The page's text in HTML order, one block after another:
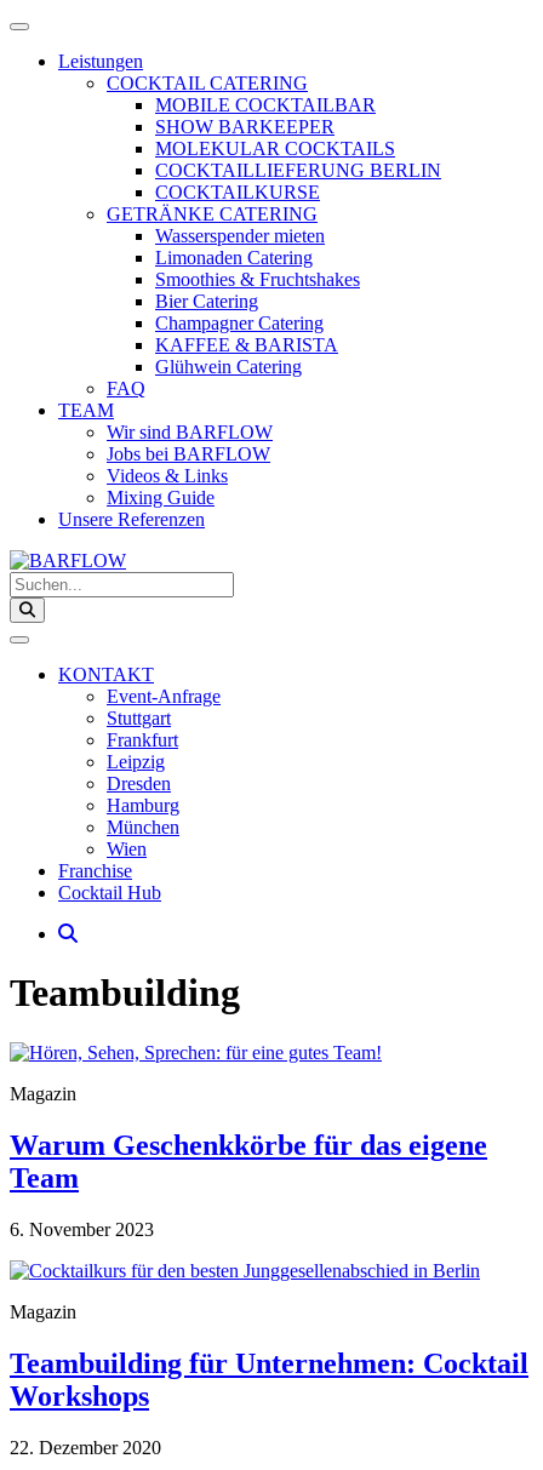
Zum
springen
Menü
öffnenLeistungen
COCKTAIL CATERING
MOBILE COCKTAILBAR
SHOW BARKEEPER
MOLEKULAR COCKTAILS
COCKTAILLIEFERUNG BERLIN
COCKTAILKURSE
GETRÄNKE CATERING
Wasserspender mieten
Limonaden Catering
Smoothies & Fruchtshakes
Bier Catering
Champagner Catering
KAFFEE & BARISTA
Glühwein Catering
FAQ
TEAM
Wir sind BARFLOW
Jobs bei BARFLOW
Videos & Links
Mixing Guide
Unsere Referenzen
Suchen...
KONTAKT
Event-Anfrage
Stuttgart
Frankfurt
Leipzig
Dresden
Hamburg
München
Wien
Franchise
Cocktail Hub
Teambuilding
Magazin
Warum Geschenkkörbe für das eigene
Team
6. November 2023
Magazin
Teambuilding für Unternehmen: Cocktail
Workshops
22. Dezember 2020